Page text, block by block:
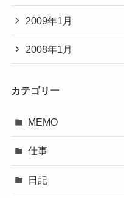
2009年1月
2008年1月
カテゴリー
MEMO
仕事
日記